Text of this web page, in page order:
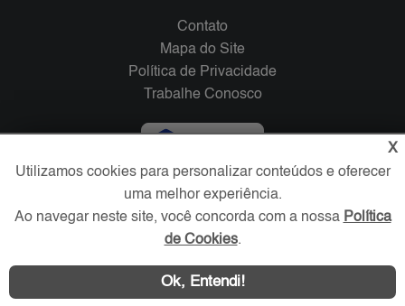
Contato
Mapa do Site
Política de Privacidade
Trabalhe Conosco
Verificada por
Redes Sociais
X
Utilizamos cookies para personalizar conteúdos e oferecer
uma melhor experiência.
Ao navegar neste site, você concorda com a nossa Política
de Cookies.
Ok, Entendi!